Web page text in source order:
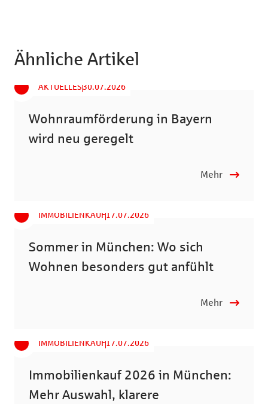
Ähnliche Artikel
AKTUELLES30.07.2026
Wohnraumförderung in Bayern
wird neu geregelt
Mehr
IMMOBILIENKAUF 17.07.2026
Sommer in München: Wo sich
Wohnen besonders gut anfühlt
Mehr
IMMOBILIENKAUF 17.07.2026
Immobilienkauf 2026 in München:
Mehr Auswahl, klarere